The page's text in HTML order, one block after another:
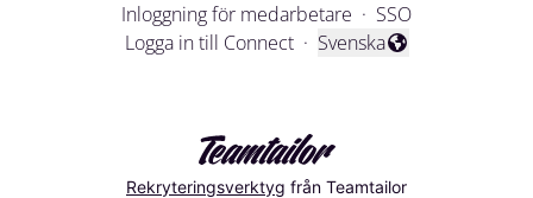
Inloggning för medarbetare · SSO
Logga in till Connect · Byt språk
Svenska
Rekryteringsverktyg från Teamtailor